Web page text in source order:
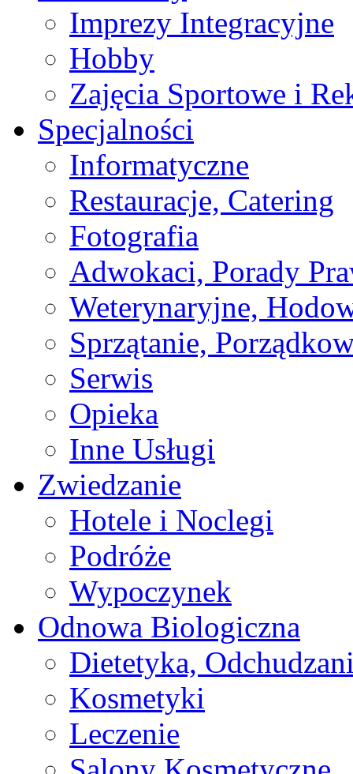
Imprezy Integracyjne
Hobby
Zajęcia Sportowe i
Specjalności
Informatyczne
Restauracje, Catering
Fotografia
Adwokaci, Porady
Weterynaryjne,
Sprzątanie,
Serwis
Opieka
Inne Usługi
Zwiedzanie
Hotele i Noclegi
Podróże
Wypoczynek
Odnowa Biologiczna
Dietetyka,
Kosmetyki
Leczenie